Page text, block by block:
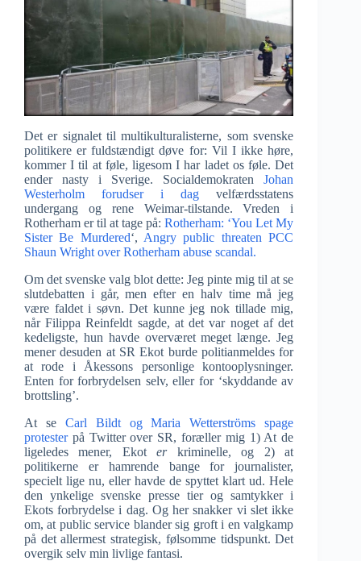
Det er signalet til multikulturalisterne, som svenske
politikere er fuldstændigt døve for: Vil I ikke høre,
kommer I til at føle, ligesom I har ladet os føle. Det
ender nasty i Sverige. SocialdemokratenJohan
Westerholm forudser i dag velfærdsstatens
undergang og rene Weimar-tilstande. Vreden i
Rotherham er til at tage på:Rotherham: ‘You Let My
Sister Be Murdered‘, Angry public threaten PCC
Shaun Wright over Rotherham abuse scandal.
Om det svenske valg blot dette: Jeg pinte mig til at se
slutdebatten i går, men efter en halv time må jeg
være faldet i søvn. Det kunne jeg nok tillade mig,
når Filippa Reinfeldt sagde, at det var noget af det
kedeligste, hun havde overværet meget længe. Jeg
mener desuden at SR Ekot burde politianmeldes for
at rode i Åkessons personlige kontooplysninger.
Enten for forbrydelsen selv, eller for ‘skyddande av
brottsling’.
At se Carl Bildt og Maria Wetterströms spage
protester på Twitter over SR, foræller mig 1) At de
ligeledes mener, Ekoterkriminelle, og 2) at
politikerne er hamrende bange for journalister,
specielt lige nu, eller havde de spyttet klart ud. Hele
den ynkelige svenske presse tier og samtykker i
Ekots forbrydelse i dag. Og her snakker vi slet ikke
om, at public service blander sig groft i en valgkamp
på det allermest strategisk, følsomme tidspunkt. Det
overgik selv min livlige fantasi.